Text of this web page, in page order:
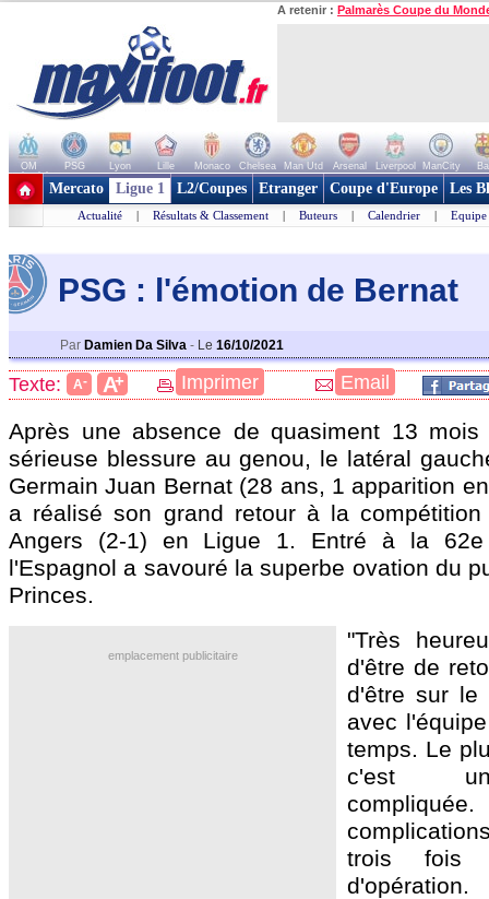
A retenir : Palmarès Coupe du
OM PSG Lyon Lille Monaco Chelsea Man Utd Arsenal Liverpool ManCity
+ de clubs
Mercato Ligue 1 L2/Coupes Etranger Coupe d'Europe Les
Actualité | Résultats & Classement | Buteurs | Calendrier | Equipe
PSG : l'émotion de Bernat
Par Damien Da Silva - Le 16/10/2021
Texte: A- A+ Imprimer Email
Après une absence de quasiment 13
sérieuse blessure au genou, le latéral
Germain Juan Bernat (28 ans, 1 apparition
a réalisé son grand retour à la
Angers (2-1) en Ligue 1. Entré à la
l'Espagnol a savouré la superbe ovation du
Princes.
emplacement publicitaire
"Très
d'être de
d'être sur le
avec
temps. Le
c'est
trois fois